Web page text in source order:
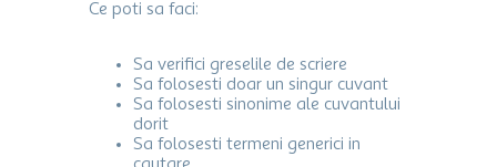
Ce poti sa faci:
Sa verifici greselile de scriere
Sa folosesti doar un singur cuvant
Sa folosesti sinonime ale cuvantului
dorit
Sa folosesti termeni generici in